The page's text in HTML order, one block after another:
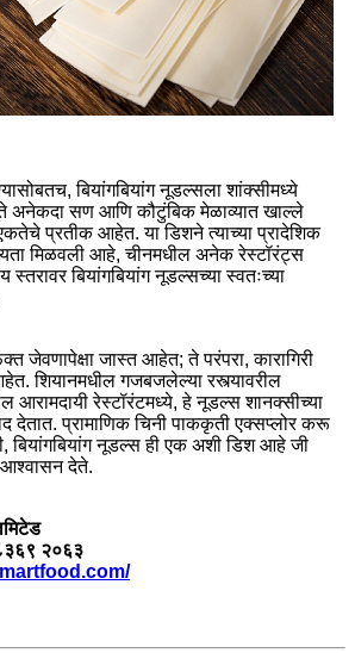
बियांगबियांग नूडल्सला शांक्सीमध्ये
अनेकदा सण आणि कौटुंबिक मेळाव्यात खाल्ले
प्रतीक आहेत. या डिशने त्याच्या प्रादेशिक
मिळवली आहे, चीनमधील अनेक रेस्टॉरंट्स
बियांगबियांग नूडल्सच्या स्वतःच्या
जेवणापेक्षा जास्त आहेत; ते परंपरा, कारागिरी
शियानमधील गजबजलेल्या रस्त्यावरील
आरामदायी रेस्टॉरंटमध्ये, हे नूडल्स शानक्सीच्या
देतात. प्रामाणिक चिनी पाककृती एक्सप्लोर करू
बियांगबियांग नूडल्स ही एक अशी डिश आहे जी
आश्वासन देते.
२०६३